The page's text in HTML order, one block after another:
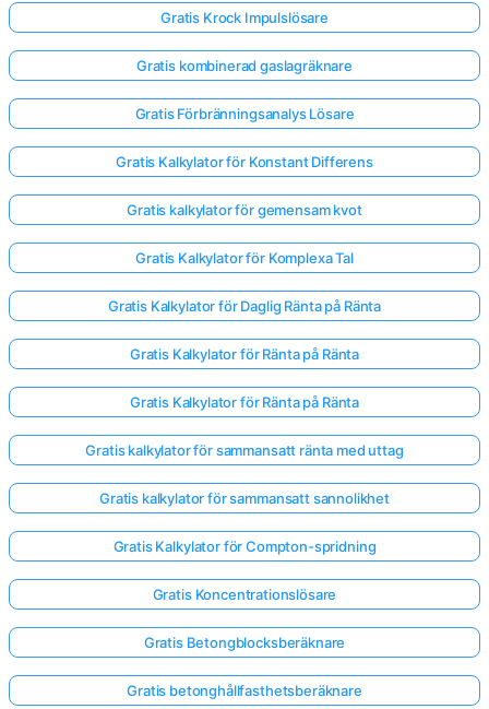
Gratis Krock Impulslösare
Gratis kombinerad gaslagräknare
Gratis Förbränningsanalys Lösare
Gratis Kalkylator för Konstant Differens
Gratis kalkylator för gemensam kvot
Gratis Kalkylator för Komplexa Tal
Gratis Kalkylator för Daglig Ränta på Ränta
Gratis Kalkylator för Ränta på Ränta
Gratis Kalkylator för Ränta på Ränta
Gratis kalkylator för sammansatt ränta med uttag
Gratis kalkylator för sammansatt sannolikhet
Gratis Kalkylator för Compton-spridning
Gratis Koncentrationslösare
Gratis Betongblocksberäknare
Gratis betonghållfasthetsberäknare